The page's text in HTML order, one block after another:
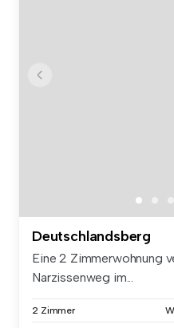
Deutschlandsberg
Eine 2 Zimmerwohnung
Narzissenweg im...
2 Zimmer